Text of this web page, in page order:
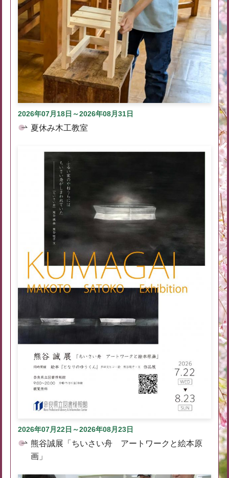
2026年07月18日～2026年08月31日
夏休み木工教室
2026年07月22日～2026年08月23日
熊谷誠展「ちいさい舟 アートワークと絵本原
画」